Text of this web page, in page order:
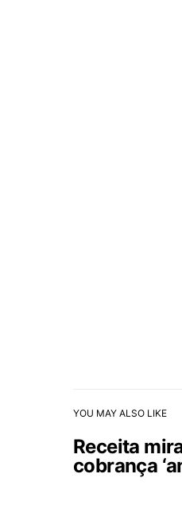
YOU MAY ALSO LIKE
Receita
cobrança